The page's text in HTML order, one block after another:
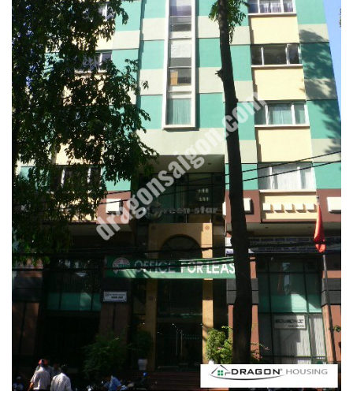
ート等あり便利ですhttps://dragonsaigon.com/